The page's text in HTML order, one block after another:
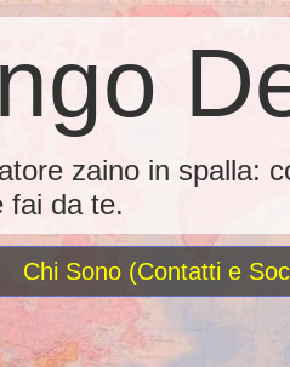
zaino in spalla:
fai da te.
Chi Sono (Contatti e